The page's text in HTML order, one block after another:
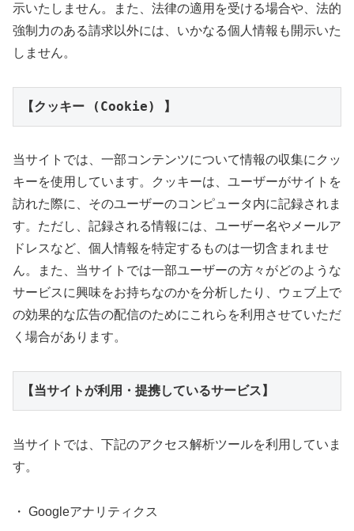
示いたしません。また、法律の適用を受ける場合や、法的
強制力のある請求以外には、いかなる個人情報も開示いた
しません。
【クッキー (Cookie) 】
当サイトでは、一部コンテンツについて情報の収集にクッ
キーを使用しています。クッキーは、ユーザーがサイトを
訪れた際に、そのユーザーのコンピュータ内に記録されま
す。ただし、記録される情報には、ユーザー名やメールア
ドレスなど、個人情報を特定するものは一切含まれませ
ん。また、当サイトでは一部ユーザーの方々がどのような
サービスに興味をお持ちなのかを分析したり、ウェブ上で
の効果的な広告の配信のためにこれらを利用させていただ
く場合があります。
【当サイトが利用・提携しているサービス】
当サイトでは、下記のアクセス解析ツールを利用していま
す。
・ Googleアナリティクス